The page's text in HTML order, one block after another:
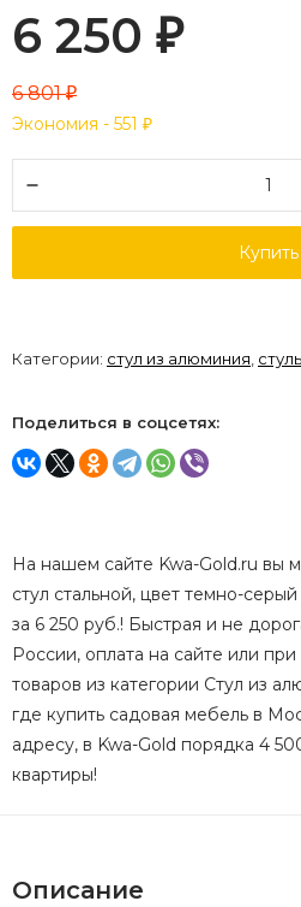
6 250 ₽
6 801₽
Экономия - 551 ₽
Купить
Категории: стул из алюминия,
Поделиться в соцсетях:
На нашем сайте Kwa-Gold.ru вы
стул стальной, цвет темно-
за 6 250 руб.! Быстрая и не
России, оплата на сайте или
товаров из категории Стул из
где купить садовая мебель в
адресу, в Kwa-Gold порядка 4
квартиры!
Описание